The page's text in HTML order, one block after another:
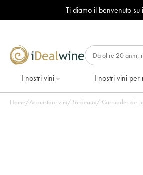
Ti diamo il benvenuto
I nostri vini I nostri vini per
Home/Acquistare vini/Bordeaux/